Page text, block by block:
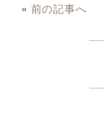
« 前の記事へ